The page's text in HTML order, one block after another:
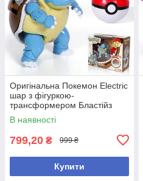
Оригінальна Покемон Electric
шар з фігуркою-
трансформером Бластійз
В наявності
799,20 ₴ 999 ₴
Купити